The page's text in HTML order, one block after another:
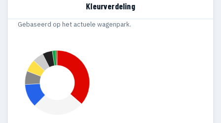
Kleurverdeling
Gebaseerd op het actuele wagenpark.